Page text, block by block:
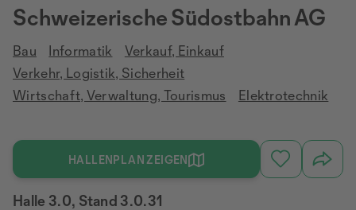
Schweizerische Südostbahn AG
Bau Informatik
Verkauf, Einkauf
Verkehr, Logistik, Sicherheit
Wirtschaft, Verwaltung, Tourismus
Elektrotechnik
HALLENPLAN ZEIGEN
Halle 3.0, Stand 3.0.31